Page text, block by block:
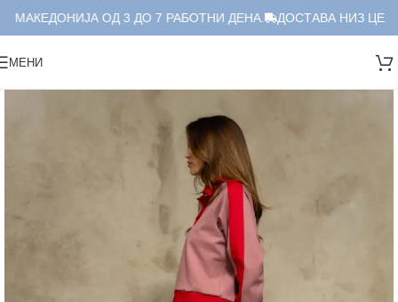
МАКЕДОНИЈА ОД 3 ДО 7 РАБОТНИ ДЕНА. ДОСТАВА НИЗ ЦЕЛА
МЕНИ